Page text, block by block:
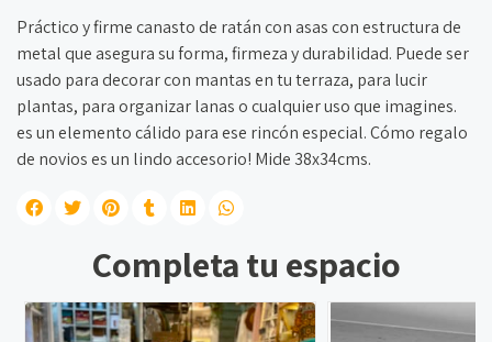
Práctico y firme canasto de ratán con asas con estructura de
metal que asegura su forma, firmeza y durabilidad. Puede ser
usado para decorar con mantas en tu terraza, para lucir
plantas, para organizar lanas o cualquier uso que imagines.
es un elemento cálido para ese rincón especial. Cómo regalo
de novios es un lindo accesorio! Mide 38x34cms.
Completa tu espacio